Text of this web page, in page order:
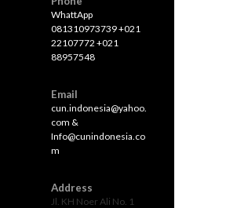
WhattApp
081310973739 +021
22107772 +021
88957548
Email
cun.indonesia@yahoo.
com &
Info@cunindonesia.co
m
Address
Jl. KH Noer Ali No. 1